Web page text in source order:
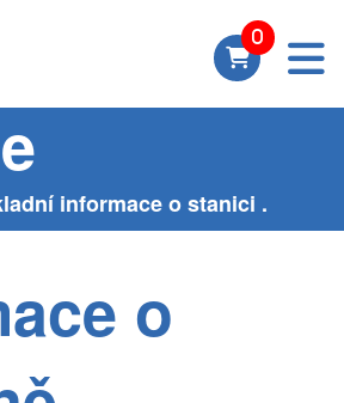
A Tým -
informace o stanici .
o